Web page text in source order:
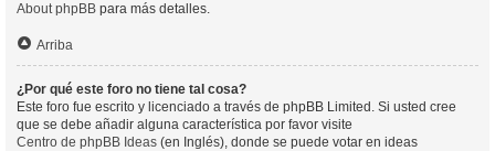
About phpBB para más detalles.
Arriba
¿Por qué este foro no tiene tal cosa?
Este foro fue escrito y licenciado a través de phpBB Limited. Si usted cree
que se debe añadir alguna característica por favor visite
Centro de phpBB Ideas (en Inglés), donde se puede votar en ideas